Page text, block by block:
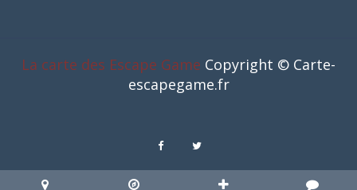
La carte des Escape Game Copyright © Carte-
escapegame.fr